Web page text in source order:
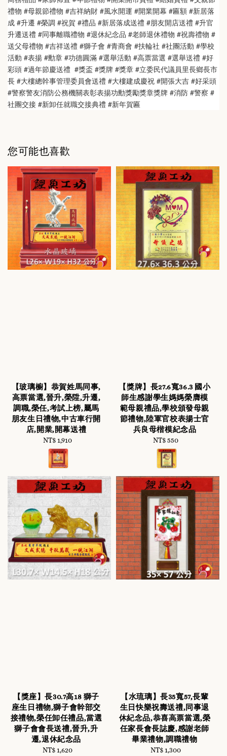
禮物 #母親節禮物 #吉祥納財 #風水開運 #開業開幕 #匾額 #新居落
成 #升遷 #榮調 #祝賀 #禮品 #新居落成送禮 #朋友開店送禮 #升官
升遷送禮 #同事離職禮物 #退休紀念品 #老師退休禮物 #祝壽禮物 #
送父母禮物 #吉祥送禮 #獅子會 #青商會 #扶輪社 #社團活動 #學校
活動 #表揚 #勳章 #功德圓滿 #選舉活動 #高票當選 #選舉送禮 #好
彩頭 #過年節慶送禮  #獎盃 #獎牌 #獎章 #立委民代議員里長鄉長市
長 #大樓總幹事管理委員會送禮 #大樓建成慶祝 #開張大吉 #好采頭
#警察警友消防公務機關表彰表揚功勳獎勵獎章獎牌 #消防 #警察 #
社團交接 #新卸任就職交接典禮 #新年賀匾
您可能也喜歡
【玻璃櫥】恭賀姓馬同事,
高票當選,晉升,榮陞,升遷,
調職,榮任,考試上榜,屬馬
朋友生日禮物,中古車行開
店,開業,開幕送禮
Regular
price
NT$ 1,910
【獎牌】長27.6寬36.3 國小
師生感謝學生媽媽榮膺模
範母親禮品,學校頒發母親
節禮物,陸軍官校表揚士官
兵良母楷模紀念品
Regular
price
NT$ 550
【獎座】長30.7高18 獅子
座生日禮物,獅子會幹部交
接禮物,榮任卸任禮品,當選
獅子會會長送禮,晉升,升
遷,退休紀念品
Regular
NT$ 1,620
【水琉璃】長35寬57,長輩
生日快樂祝壽送禮,同事退
休紀念品,恭喜高票當選,榮
任家長會長誌慶,感謝老師
畢業禮物,調職禮物
Regular
NT$ 1,300